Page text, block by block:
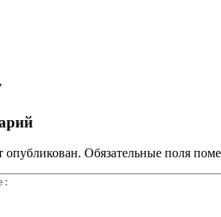
опубликован. Обязательные поля